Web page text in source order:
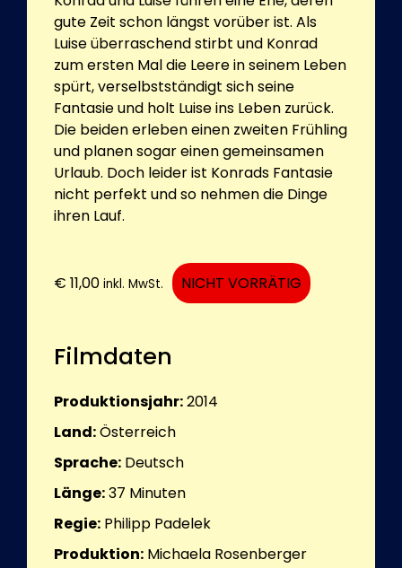
gute Zeit schon längst vorüber ist. Als
Luise überraschend stirbt und Konrad
zum ersten Mal die Leere in seinem Leben
spürt, verselbstständigt sich seine
Fantasie und holt Luise ins Leben zurück.
Die beiden erleben einen zweiten Frühling
und planen sogar einen gemeinsamen
Urlaub. Doch leider ist Konrads Fantasie
nicht perfekt und so nehmen die Dinge
ihren Lauf.
€ 11,00 inkl. MwSt. NICHT VORRÄTIG
Filmdaten
Produktionsjahr:2014
Land:Österreich
Sprache: Deutsch
Länge:37 Minuten
Regie: Philipp Padelek
Produktion: Michaela Rosenberger